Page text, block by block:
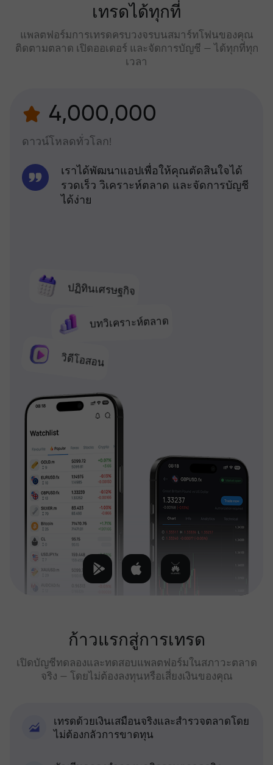
เทรดได้ทุกที่
แพลตฟอร์มการเทรดครบวงจรบนสมาร์ทโฟนของคุณ
ติดตามตลาด เปิดออเดอร์ และจัดการบัญชี — ได้ทุกที่ทุก
เวลา
4,000,000
ดาวน์โหลดทั่วโลก!
ปฏิทินเศรษฐกิจ
บทวิเคราะห์ตลาด
วิดีโอสอน
เราได้พัฒนาแอปเพื่อให้คุณตัดสินใจได้
รวดเร็ว วิเคราะห์ตลาด และจัดการบัญชี
ได้ง่าย
ก้าวแรกสู่การเทรด
เปิดบัญชีทดลองและทดสอบแพลตฟอร์มในสภาวะตลาด
จริง — โดยไม่ต้องลงทุนหรือเสี่ยงเงินของคุณ
เทรดด้วยเงินเสมือนจริงและสำรวจตลาดโดย
ไม่ต้องกลัวการขาดทุน